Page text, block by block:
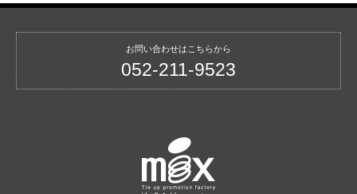
お問い合わせはこちらから
052-211-9523